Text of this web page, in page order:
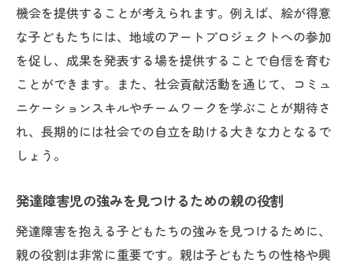
機会を提供することが考えられます。例えば、絵が得意
な子どもたちには、地域のアートプロジェクトへの参加
を促し、成果を発表する場を提供することで自信を育む
ことができます。また、社会貢献活動を通じて、コミュ
ニケーションスキルやチームワークを学ぶことが期待さ
れ、長期的には社会での自立を助ける大きな力となるで
しょう。
発達障害児の強みを見つけるための親の役割
発達障害を抱える子どもたちの強みを見つけるために、
親の役割は非常に重要です。親は子どもたちの性格や興